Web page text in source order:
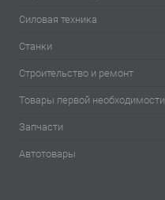
Силовая техника
Станки
Строительство и ремонт
Товары первой необходимости
Запчасти
Автотовары